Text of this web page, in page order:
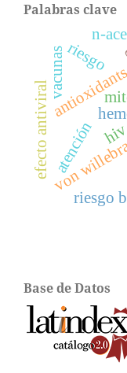
Palabras clave
von
efecto antiviral
n-
riesgo
hiv
atención
riesgo
vacunas
Base de Datos